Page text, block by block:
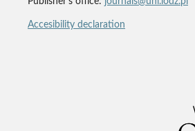
Accesibility declaration